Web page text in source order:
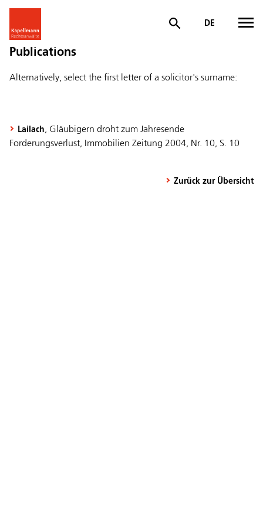
DE
Publications
Alternatively, select the first letter of a solicitor's surname:
Lailach, Gläubigern droht zum Jahresende
Forderungsverlust, Immobilien Zeitung 2004, Nr. 10, S. 10
Zurück zur Übersicht